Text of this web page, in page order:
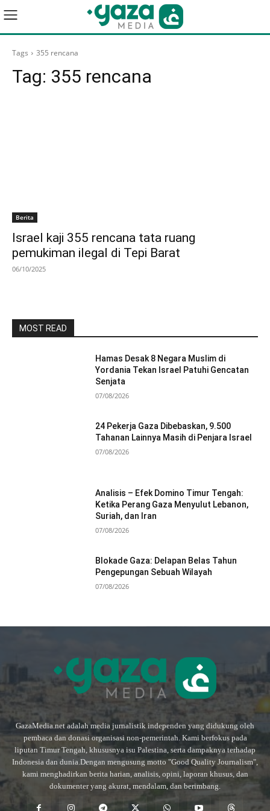
Tags 355 rencana
Tag: 355 rencana
Berita
Israel kaji 355 rencana tata ruang
pemukiman ilegal di Tepi Barat
06/10/2025
MOST READ
Hamas Desak 8 Negara Muslim di
Yordania Tekan Israel Patuhi Gencatan
Senjata
07/08/2026
24 Pekerja Gaza Dibebaskan, 9.500
Tahanan Lainnya Masih di Penjara Israel
07/08/2026
Analisis – Efek Domino Timur Tengah:
Ketika Perang Gaza Menyulut Lebanon,
Suriah, dan Iran
07/08/2026
Blokade Gaza: Delapan Belas Tahun
Pengepungan Sebuah Wilayah
07/08/2026
GazaMedia.net adalah media jurnalistik independen yang didukung oleh
pembaca dan donasi organisasi non-pemerintah. Kami berfokus pada
liputan Timur Tengah, khususnya isu Palestina, serta dampaknya terhadap
Indonesia dan dunia.Dengan mengusung motto "Good Quality Journalism",
kami menghadirkan berita harian, analisis, opini, laporan khusus, dan
dokumenter yang akurat, mendalam, dan berimbang.